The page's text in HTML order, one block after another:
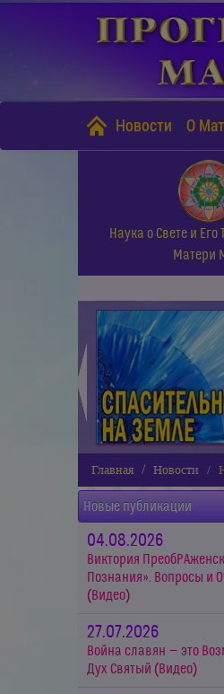
Новости О
Наука о Свете и
Матери
◄
Главная Новости
Новые публикации
04.08.2026
Виктория
Познания». Вопросы и
(Видео)
27.07.2026
Война славян — это
Дух Святый (Видео)